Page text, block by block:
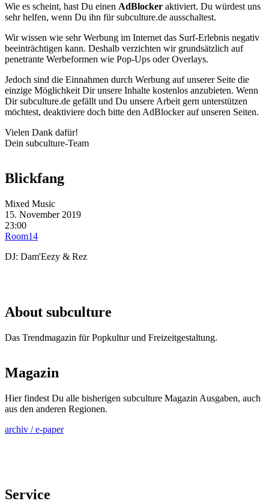
Wie es scheint, hast Du einen AdBlocker aktiviert. Du würdest uns
sehr helfen, wenn Du ihn für subculture.de ausschaltest.
Wir wissen wie sehr Werbung im Internet das Surf-Erlebnis negativ
beeinträchtigen kann. Deshalb verzichten wir grundsätzlich auf
penetrante Werbeformen wie Pop-Ups oder Overlays.
Jedoch sind die Einnahmen durch Werbung auf unserer Seite die
einzige Möglichkeit Dir unsere Inhalte kostenlos anzubieten. Wenn
Dir subculture.de gefällt und Du unsere Arbeit gern unterstützen
möchtest, deaktiviere doch bitte den AdBlocker auf unseren Seiten.
Vielen Dank dafür!
Dein subculture-Team
Blickfang
Mixed Music
15. November 2019
23:00
Room14
DJ: Dam'Eezy & Rez
About subculture
Das Trendmagazin für Popkultur und Freizeitgestaltung.
Magazin
Hier findest Du alle bisherigen subculture Magazin Ausgaben, auch
aus den anderen Regionen.
archiv / e-paper
Service